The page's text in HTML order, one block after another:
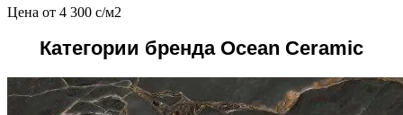
Цена от 4 300 c/м2
Категории бренда Ocean Ceramic